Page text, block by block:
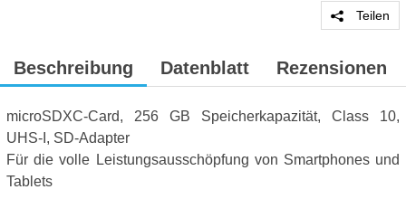
Teilen
Beschreibung Datenblatt Rezensionen
microSDXC-Card, 256 GB Speicherkapazität, Class 10,
UHS-I, SD-Adapter
Für die volle Leistungsausschöpfung von Smartphones und
Tablets